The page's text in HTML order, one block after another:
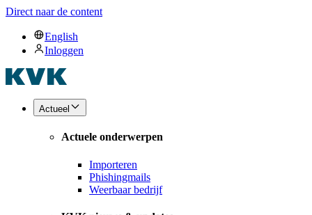
Direct naar de content
English
Inloggen
Actueel
Actuele onderwerpen
Importeren
Phishingmails
Weerbaar bedrijf